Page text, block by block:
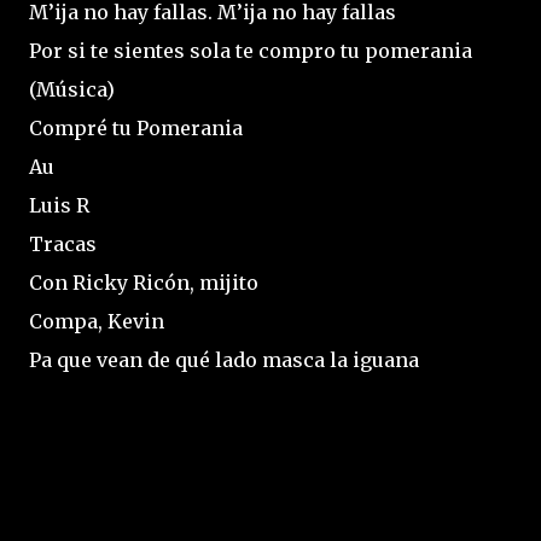
M’ija no hay fallas. M’ija no hay fallas
Por si te sientes sola te compro tu pomerania
(Música)
Compré tu Pomerania
Au
Luis R
Tracas
Con Ricky Ricón, mijito
Compa, Kevin
Pa que vean de qué lado masca la iguana